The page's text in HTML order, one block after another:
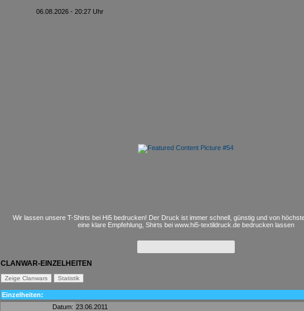
06.08.2026 - 20:27 Uhr
Wir lassen unsere T-Shirts bei Hi5 bedrucken! Der Druck ist immer schnell, günstig und von
eine klare Empfehlung, Shirts bei www.hi5-textildruck.de bedrucken lassen
CLANWAR-EINZELHEITEN
Einzelheiten:
Datum: 23.06.2011